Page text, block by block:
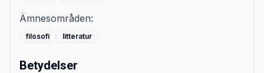
Ämnesområden:
filosofi litteratur
Betydelser